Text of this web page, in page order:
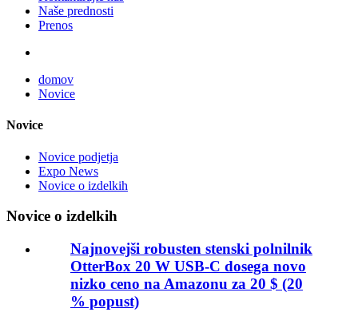
Naše prednosti
Prenos
domov
Novice
Novice
Novice podjetja
Expo News
Novice o izdelkih
Novice o izdelkih
Najnovejši robusten stenski polnilnik
OtterBox 20 W USB-C dosega novo
nizko ceno na Amazonu za 20 $ (20
% popust)